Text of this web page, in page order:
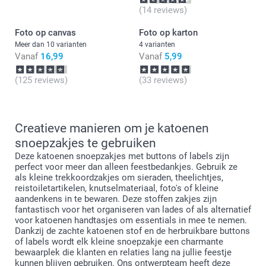
(14 reviews)
Foto op canvas
Meer dan 10 varianten
Vanaf 16,99
(125 reviews)
Foto op karton
4 varianten
Vanaf 5,99
(33 reviews)
Creatieve manieren om je katoenen
snoepzakjes te gebruiken
Deze katoenen snoepzakjes met buttons of labels zijn
perfect voor meer dan alleen feestbedankjes. Gebruik ze
als kleine trekkoordzakjes om sieraden, theelichtjes,
reistoiletartikelen, knutselmateriaal, foto's of kleine
aandenkens in te bewaren. Deze stoffen zakjes zijn
fantastisch voor het organiseren van lades of als alternatief
voor katoenen handtasjes om essentials in mee te nemen.
Dankzij de zachte katoenen stof en de herbruikbare buttons
of labels wordt elk kleine snoepzakje een charmante
bewaarplek die klanten en relaties lang na jullie feestje
kunnen blijven gebruiken. Ons ontwerpteam heeft deze